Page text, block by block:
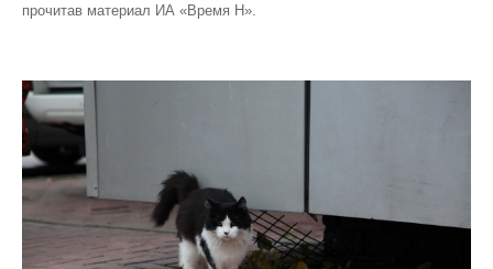
прочитав материал ИА «Время Н».